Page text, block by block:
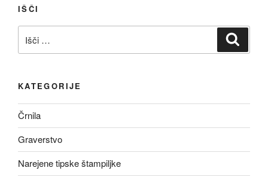
IŠČI
KATEGORIJE
Črnila
Graverstvo
Narejene tipske štampiljke